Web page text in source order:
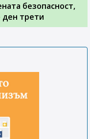
безопасност,
ден трети